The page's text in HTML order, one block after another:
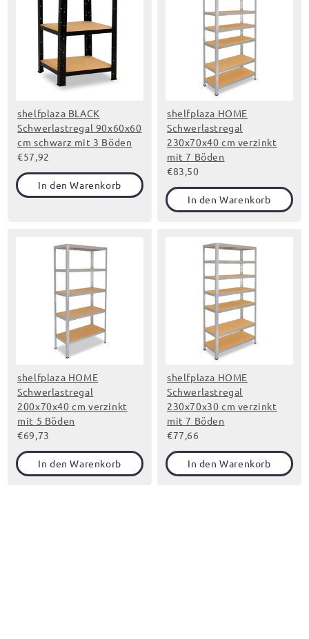
shelfplaza BLACK
Schwerlastregal 90x60x60
cm schwarz mit 3 Böden
€57,92
In den Warenkorb
shelfplaza HOME
Schwerlastregal
230x70x40 cm verzinkt
mit 7 Böden
€83,50
In den Warenkorb
shelfplaza HOME
Schwerlastregal
200x70x40 cm verzinkt
mit 5 Böden
€69,73
In den Warenkorb
shelfplaza HOME
Schwerlastregal
230x70x30 cm verzinkt
mit 7 Böden
€77,66
In den Warenkorb